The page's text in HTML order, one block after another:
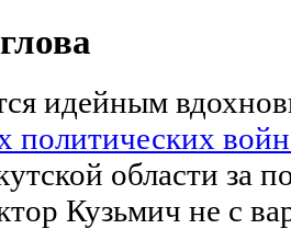
идейным
политических
области за
Кузьмич не с